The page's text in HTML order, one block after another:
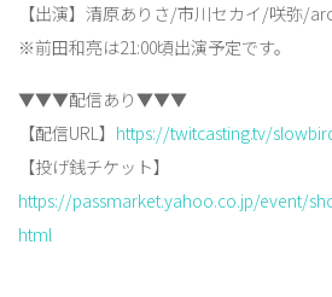
【出演】清原ありさ/市川セカイ/咲弥/
※前田和亮は21:00頃出演予定です。
▼▼▼配信あり▼▼▼
【配信URL】 https://twitcasting.tv/
【投げ銭チケット】
https://passmarket.yahoo.co.jp/event/
html